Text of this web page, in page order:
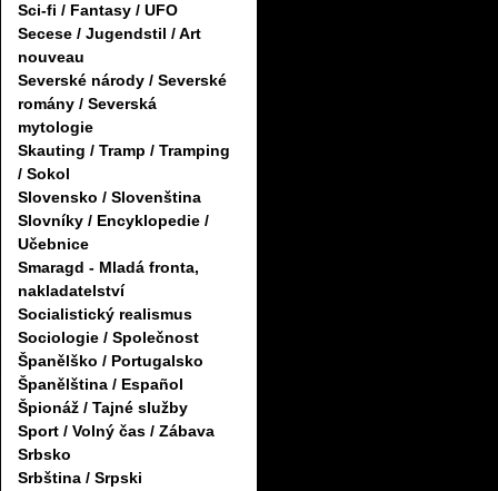
Sci-fi / Fantasy / UFO
Secese / Jugendstil / Art
nouveau
Severské národy / Severské
romány / Severská
mytologie
Skauting / Tramp / Tramping
/ Sokol
Slovensko / Slovenština
Slovníky / Encyklopedie /
Učebnice
Smaragd - Mladá fronta,
nakladatelství
Socialistický realismus
Sociologie / Společnost
Španělško / Portugalsko
Španělština / Español
Špionáž / Tajné služby
Sport / Volný čas / Zábava
Srbsko
Srbština / Srpski